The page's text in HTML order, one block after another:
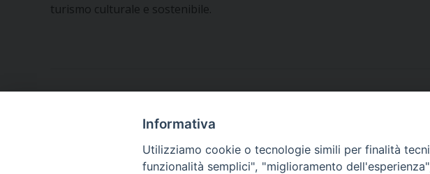
turismo culturale e sostenibile.
Informativa
Utilizziamo cookie o tecnologie simili per finalità
funzionalità semplici", "miglioramento